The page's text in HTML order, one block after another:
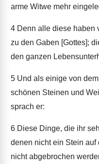
arme Witwe mehr
4 Denn alle diese haben
zu den Gaben [Gottes];
den ganzen
5 Und als einige von
schönen Steinen und
sprach er:
6 Diese Dinge, die ihr
denen nicht ein Stein
nicht abgebrochen